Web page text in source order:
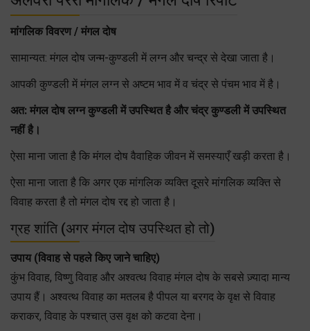
मांगलिक विवरण / मंगल दोष
सामान्यत: मंगल दोष जन्म-कुण्डली में लग्न और चन्द्र से देखा जाता है।
आपकी कुण्डली में मंगल लग्न से अष्टम भाव में व चंद्र से पंचम भाव में है।
अत: मंगल दोष लग्न कुण्डली में उपस्थित है और चंद्र कुण्डली में उपस्थित
नहीं है।
ऐसा माना जाता है कि मंगल दोष वैवाहिक जीवन में समस्याएँ खड़ी करता है।
ऐसा माना जाता है कि अगर एक मांगलिक व्यक्ति दूसरे मांगलिक व्यक्ति से
विवाह करता है तो मंगल दोष रद्द हो जाता है।
ग्रह शांति (अगर मंगल दोष उपस्थित हो तो)
उपाय (विवाह से पहले किए जाने चाहिए)
कुंभ विवाह, विष्णु विवाह और अश्वत्थ विवाह मंगल दोष के सबसे ज़्यादा मान्य
उपाय हैं। अश्वत्थ विवाह का मतलब है पीपल या बरगद के वृक्ष से विवाह
कराकर, विवाह के पश्चात् उस वृक्ष को कटवा देना।